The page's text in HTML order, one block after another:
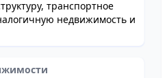
транспортное
недвижимость и